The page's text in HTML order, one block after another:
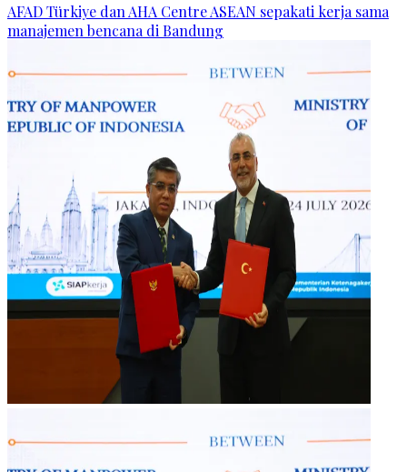
AFAD Türkiye dan AHA Centre ASEAN sepakati kerja sama
manajemen bencana di Bandung